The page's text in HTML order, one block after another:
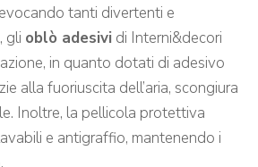
tanti divertenti e
gli oblò adesivi di Interni&decori
in quanto dotati di adesivo
alla fuoriuscita dell’aria, scongiura
Inoltre, la pellicola protettiva
e antigraffio, mantenendo i